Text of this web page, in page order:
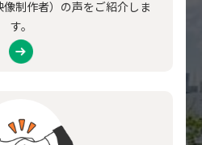
制作者）の声をご紹介しま
す。